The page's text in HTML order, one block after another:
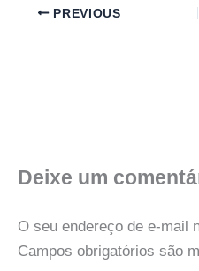
PREVIOUS
Deixe um
O seu endereço de e-mail
Campos obrigatórios são